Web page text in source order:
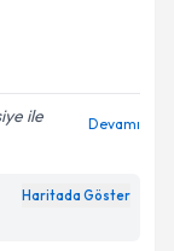
ile
Devamı
Haritada Göster